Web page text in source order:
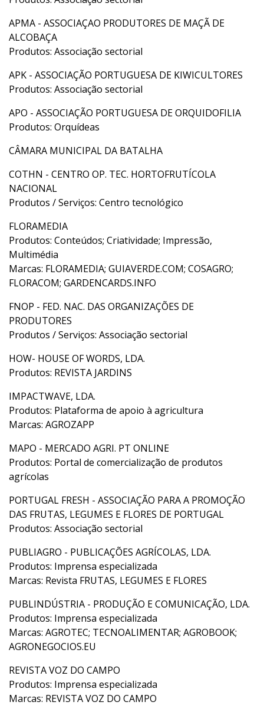
APMA - ASSOCIAÇAO PRODUTORES DE MAÇÃ DE
ALCOBAÇA
Produtos: Associação sectorial
APK - ASSOCIAÇÃO PORTUGUESA DE KIWICULTORES
Produtos: Associação sectorial
APO - ASSOCIAÇÃO PORTUGUESA DE ORQUIDOFILIA
Produtos: Orquídeas
CÂMARA MUNICIPAL DA BATALHA
COTHN - CENTRO OP. TEC. HORTOFRUTÍCOLA
NACIONAL
Produtos / Serviços: Centro tecnológico
FLORAMEDIA
Produtos: Conteúdos; Criatividade; Impressão,
Multimédia
Marcas: FLORAMEDIA; GUIAVERDE.COM; COSAGRO;
FLORACOM; GARDENCARDS.INFO
FNOP - FED. NAC. DAS ORGANIZAÇÕES DE
PRODUTORES
Produtos / Serviços: Associação sectorial
HOW- HOUSE OF WORDS, LDA.
Produtos: REVISTA JARDINS
IMPACTWAVE, LDA.
Produtos: Plataforma de apoio à agricultura
Marcas: AGROZAPP
MAPO - MERCADO AGRI. PT ONLINE
Produtos: Portal de comercialização de produtos
agrícolas
PORTUGAL FRESH - ASSOCIAÇÃO PARA A PROMOÇÃO
DAS FRUTAS, LEGUMES E FLORES DE PORTUGAL
Produtos: Associação sectorial
PUBLIAGRO - PUBLICAÇÕES AGRÍCOLAS, LDA.
Produtos: Imprensa especializada
Marcas: Revista FRUTAS, LEGUMES E FLORES
PUBLINDÚSTRIA - PRODUÇÃO E COMUNICAÇÃO, LDA.
Produtos: Imprensa especializada
Marcas: AGROTEC; TECNOALIMENTAR; AGROBOOK;
AGRONEGOCIOS.EU
REVISTA VOZ DO CAMPO
Produtos: Imprensa especializada
Marcas: REVISTA VOZ DO CAMPO